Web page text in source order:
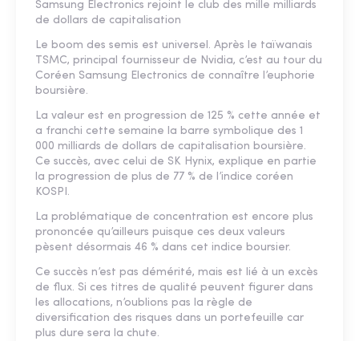
Samsung Electronics rejoint le club des mille milliards
de dollars de capitalisation
Le boom des semis est universel. Après le taïwanais
TSMC, principal fournisseur de Nvidia, c’est au tour du
Coréen Samsung Electronics de connaître l’euphorie
boursière.
La valeur est en progression de 125 % cette année et
a franchi cette semaine la barre symbolique des 1
000 milliards de dollars de capitalisation boursière.
Ce succès, avec celui de SK Hynix, explique en partie
la progression de plus de 77 % de l’indice coréen
KOSPI.
La problématique de concentration est encore plus
prononcée qu’ailleurs puisque ces deux valeurs
pèsent désormais 46 % dans cet indice boursier.
Ce succès n’est pas démérité, mais est lié à un excès
de flux. Si ces titres de qualité peuvent figurer dans
les allocations, n’oublions pas la règle de
diversification des risques dans un portefeuille car
plus dure sera la chute.